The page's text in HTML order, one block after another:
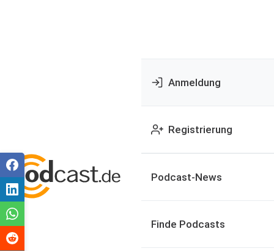
Anmeldung
Registrierung
Podcast-News
Finde Podcasts